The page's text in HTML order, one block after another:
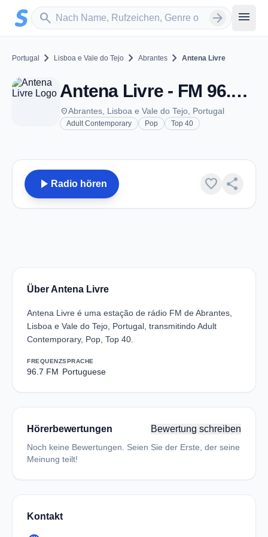
Zum Hauptinhalt springen
search
Sender suchen arrow_forward menu
Portugal chevron_right Lisboa e Vale do Tejo chevron_right Abrantes chevron_right Antena Livre
Antena Livre - FM 96.7 - Abrantes
placeAbrantes, Lisboa e Vale do Tejo, Portugal
Adult Contemporary Pop Top 40
play_arrow Radio hören favorite share
Über Antena Livre
Antena Livre é uma estação de rádio FM de Abrantes,
Lisboa e Vale do Tejo, Portugal, transmitindo Adult
Contemporary, Pop, Top 40.
FREQUENZ
96.7 FM
SPRACHE
Portuguese
Hörerbewertungen Bewertung schreiben
Noch keine Bewertungen. Seien Sie der Erste, der seine
Meinung teilt!
Kontakt